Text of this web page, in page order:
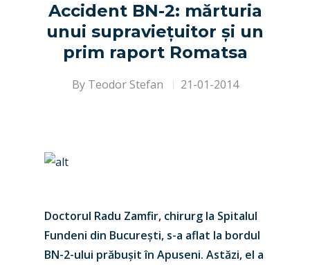
Accident BN-2: mărturia
unui supraviețuitor și un
prim raport Romatsa
By Teodor Stefan 21-01-2014
Doctorul Radu Zamfir, chirurg la Spitalul
Fundeni din București, s-a aflat la bordul
BN-2-ului prăbușit în Apuseni. Astăzi, el a